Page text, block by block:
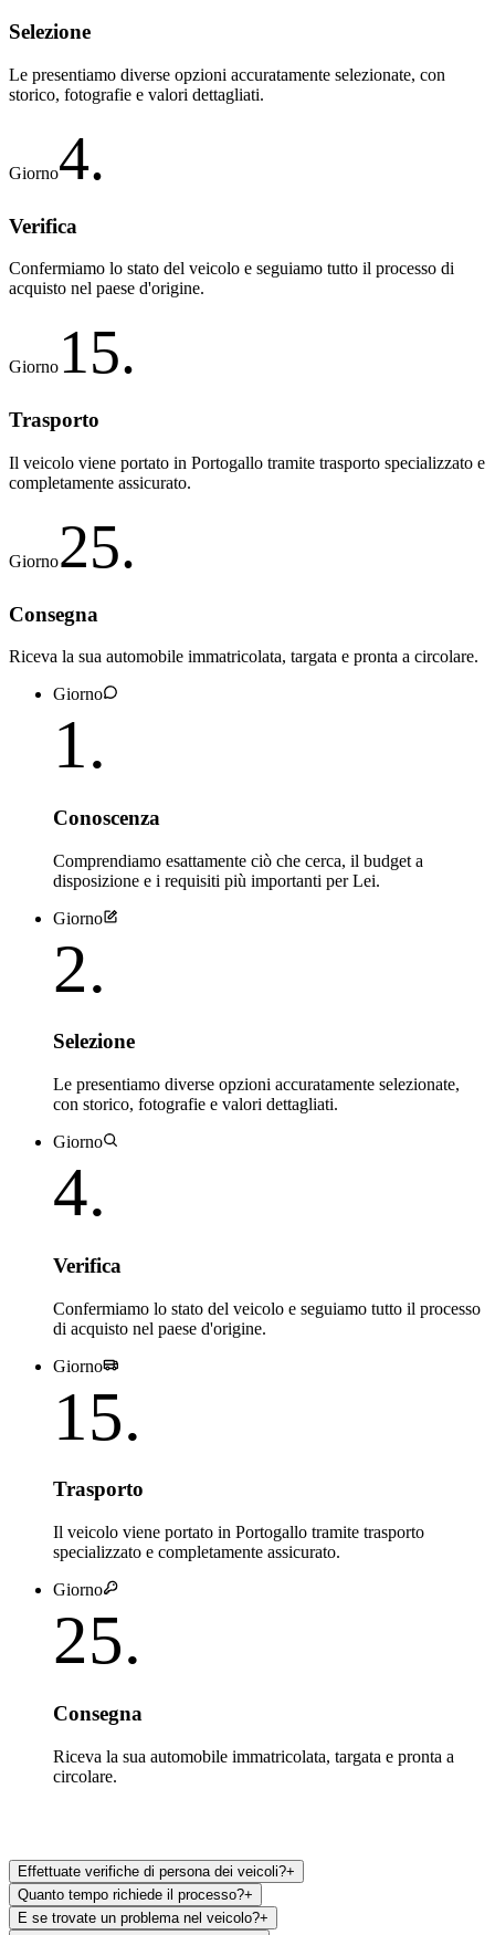
Selezione
Le presentiamo diverse opzioni accuratamente selezionate, con
storico, fotografie e valori dettagliati.
Giorno4.
Verifica
Confermiamo lo stato del veicolo e seguiamo tutto il processo di
acquisto nel paese d'origine.
Giorno 15.
Trasporto
Il veicolo viene portato in Portogallo tramite trasporto specializzato e
completamente assicurato.
Giorno25.
Consegna
Riceva la sua automobile immatricolata, targata e pronta a circolare.
Giorno
1.
Conoscenza
Comprendiamo esattamente ciò che cerca, il budget a
disposizione e i requisiti più importanti per Lei.
Giorno
2.
Selezione
Le presentiamo diverse opzioni accuratamente selezionate,
con storico, fotografie e valori dettagliati.
Giorno
4.
Verifica
Confermiamo lo stato del veicolo e seguiamo tutto il processo
di acquisto nel paese d'origine.
Giorno
15.
Trasporto
Il veicolo viene portato in Portogallo tramite trasporto
specializzato e completamente assicurato.
Giorno
25.
Consegna
Riceva la sua automobile immatricolata, targata e pronta a
circolare.
Effettuate verifiche di persona dei veicoli?+
Quanto tempo richiede il processo?+
E se trovate un problema nel veicolo?+